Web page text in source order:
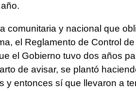
comunitaria y nacional que
el Reglamento de Control
el Gobierno tuvo dos años
de avisar, se plantó
y entonces sí que llevaron a